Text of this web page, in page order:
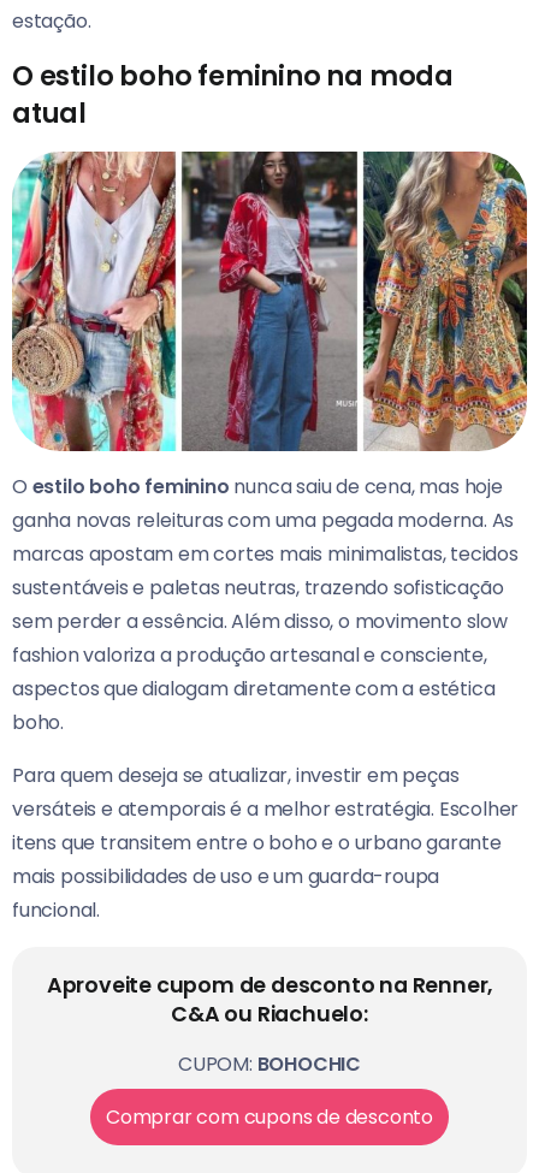
estação.
O estilo boho feminino na moda
atual
O estilo boho feminino nunca saiu de cena, mas hoje
ganha novas releituras com uma pegada moderna. As
marcas apostam em cortes mais minimalistas, tecidos
sustentáveis e paletas neutras, trazendo sofisticação
sem perder a essência. Além disso, o movimento slow
fashion valoriza a produção artesanal e consciente,
aspectos que dialogam diretamente com a estética
boho.
Para quem deseja se atualizar, investir em peças
versáteis e atemporais é a melhor estratégia. Escolher
itens que transitem entre o boho e o urbano garante
mais possibilidades de uso e um guarda-roupa
funcional.
Aproveite cupom de desconto na Renner,
C&A ou Riachuelo:
CUPOM: BOHOCHIC
Comprar com cupons de desconto